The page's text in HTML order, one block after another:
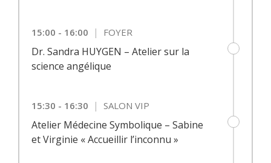
15:00 - 16:00 | FOYER
Dr. Sandra HUYGEN – Atelier sur la
science angélique
15:30 - 16:30 | SALON VIP
Atelier Médecine Symbolique – Sabine
et Virginie « Accueillir l’inconnu »